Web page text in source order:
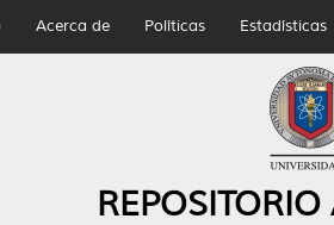
Acerca de Políticas Estadísticas